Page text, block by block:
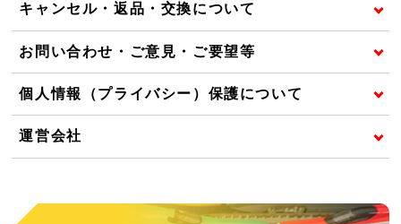
キャンセル・返品・交換について
お問い合わせ・ご意見・ご要望等
個人情報（プライバシー）保護について
運営会社